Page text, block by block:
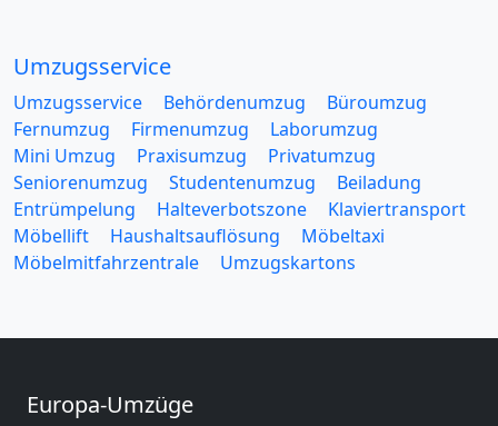
Umzugsservice
Umzugsservice Behördenumzug
Büroumzug
Fernumzug
Firmenumzug
Laborumzug
Mini Umzug
Praxisumzug
Privatumzug
Seniorenumzug
Studentenumzug
Beiladung
Entrümpelung
Halteverbotszone
Klaviertransport
Möbellift
Haushaltsauflösung
Möbeltaxi
Möbelmitfahrzentrale
Umzugskartons
Europa-Umzüge